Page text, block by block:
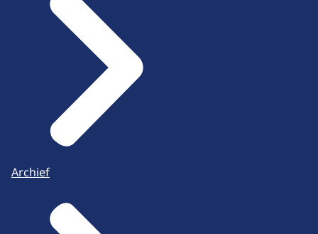
Archief